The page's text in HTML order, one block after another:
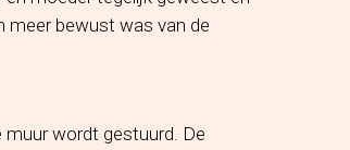
meer bewust was van de
muur wordt gestuurd. De